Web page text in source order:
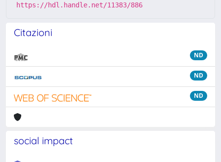
https://hdl.handle.net/11383/886
Citazioni
ND
ND
ND
social impact